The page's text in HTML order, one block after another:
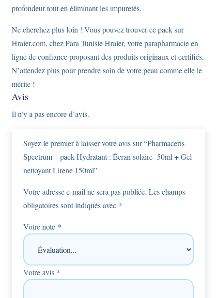
profondeur tout en éliminant les impuretés.
Ne cherchez plus loin ! Vous pouvez trouver ce pack sur
Hraier.com, chez Para Tunisie Hraier, votre parapharmacie en
ligne de confiance proposant des produits originaux et certifiés.
N’attendez plus pour prendre soin de votre peau comme elle le
mérite !
Avis
Il n’y a pas encore d’avis.
Soyez le premier à laisser votre avis sur “Pharmaceris
Spectrum – pack Hydratant : Écran solaire- 50ml + Gel
nettoyant Lirene 150ml”
Votre adresse e-mail ne sera pas publiée. Les champs
obligatoires sont indiqués avec *
Votre note *
Votre avis *